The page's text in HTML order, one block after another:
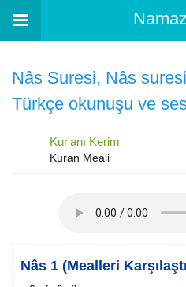
Nâs Suresi, Nâs
Türkçe okunuşu ve
Kur'anı Kerim
Kuran Meali
Nâs 1 (Mealleri